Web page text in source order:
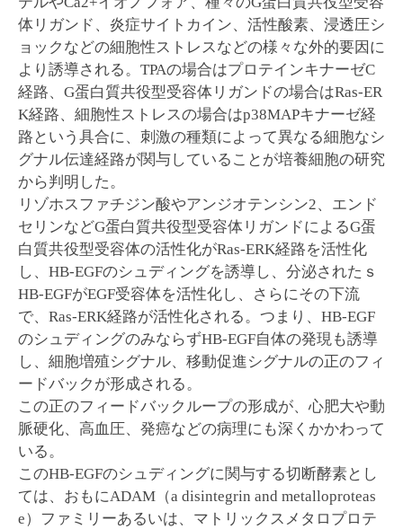
体リガンド、炎症サイトカイン、活性酸素、浸透圧シ
ョックなどの細胞性ストレスなどの様々な外的要因に
より誘導される。TPAの場合はプロテインキナーゼC
経路、G蛋白質共役型受容体リガンドの場合はRas-ER
K経路、細胞性ストレスの場合はp38MAPキナーゼ経
路という具合に、刺激の種類によって異なる細胞なシ
グナル伝達経路が関与していることが培養細胞の研究
から判明した。
リゾホスファチジン酸やアンジオテンシン2、エンド
セリンなどG蛋白質共役型受容体リガンドによるG蛋
白質共役型受容体の活性化がRas-ERK経路を活性化
し、HB-EGFのシュディングを誘導し、分泌されたｓ
HB-EGFがEGF受容体を活性化し、さらにその下流
で、Ras-ERK経路が活性化される。つまり、HB-EGF
のシュディングのみならずHB-EGF自体の発現も誘導
し、細胞増殖シグナル、移動促進シグナルの正のフィ
ードバックが形成される。
この正のフィードバックループの形成が、心肥大や動
脈硬化、高血圧、発癌などの病理にも深くかかわって
いる。
このHB-EGFのシュディングに関与する切断酵素とし
ては、おもにADAM（a disintegrin and metalloproteas
e）ファミリーあるいは、マトリックスメタロプロテ